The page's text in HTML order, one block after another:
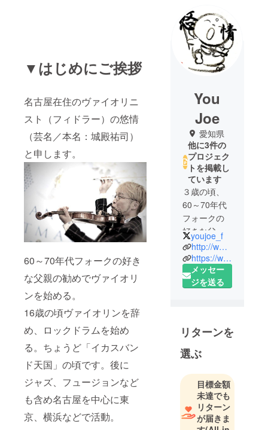
▼はじめにご挨拶
名古屋在住のヴァイオリニ
スト（フィドラー）の悠情
（芸名／本名：城殿祐司）
と申します。
60～70年代フォークの好き
な父親の勧めでヴァイオリ
ンを始める。
16歳の頃ヴァイオリンを辞
め、ロックドラムを始め
る。ちょうど「イカスバン
ド天国」の頃です。後に
ジャズ、フュージョンなど
も含め名古屋を中心に東
京、横浜などで活動。
You
Joe
愛知県
他に3件の
プロジェク
トを掲載し
ています
３歳の頃、
60～70年代
フォークの
好きな父親
の勧めで
ヴァイオリ
ンを始め
る。
ロックドラ
ムを始め
る。後に
ジャズ、
フュージョ
ンなども含
め名古屋を
youjoe_f
http://www.youjoe.com/
https://www.facebook.com/you.joe.12
メッセー
ジを送る
リターンを
選ぶ
目標金額
未達でも
リターン
が届きま